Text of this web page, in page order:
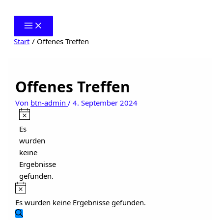
springen
Start
Offenes Treffen
Offenes Treffen
Von btn-admin/4. September 2024
Veranstaltungen
Hinweis
Es
wurden
keine
Ergebnisse
gefunden.
Hinweis
Es wurden keine Ergebnisse gefunden.
Veranstaltungen